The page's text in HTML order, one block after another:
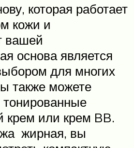
которая работает
кожи и
вашей
основа является
для многих
также можете
тонированные
или крем BB.
жирная, вы